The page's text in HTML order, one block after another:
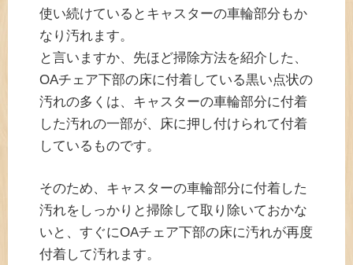
使い続けているとキャスターの車輪部分もか
なり汚れます。
と言いますか、先ほど掃除方法を紹介した、
OAチェア下部の床に付着している黒い点状の
汚れの多くは、キャスターの車輪部分に付着
した汚れの一部が、床に押し付けられて付着
しているものです。
そのため、キャスターの車輪部分に付着した
汚れをしっかりと掃除して取り除いておかな
いと、すぐにOAチェア下部の床に汚れが再度
付着して汚れます。